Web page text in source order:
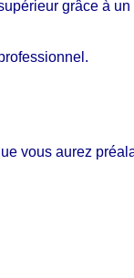
grâce à
vous aurez